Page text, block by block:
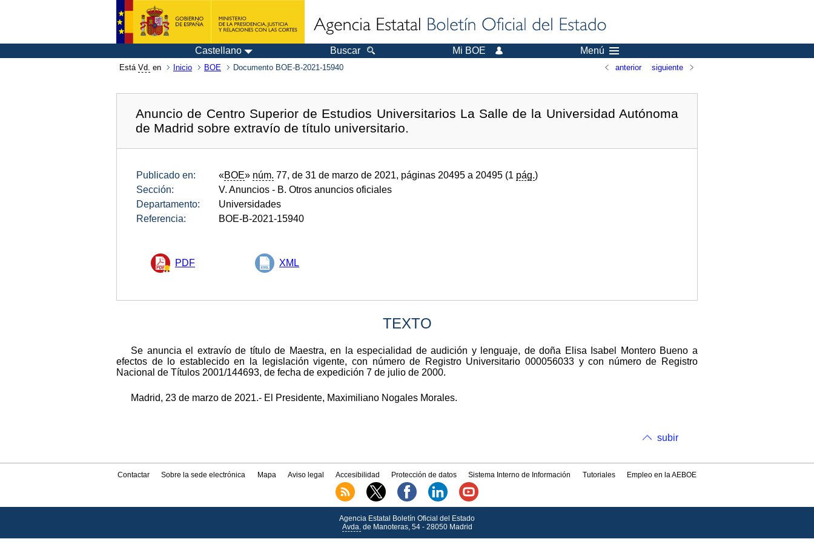
Castellano Buscar Mi BOE Menú
Está Vd. en Inicio BOE Documento BOE-B-2021-15940 anterior siguiente
Anuncio de Centro Superior de Estudios Universitarios La Salle de la Universidad Autónoma
de Madrid sobre extravío de título universitario.
Publicado en: «BOE» núm. 77, de 31 de marzo de 2021, páginas 20495 a 20495 (1 pág.)
Sección:
V. Anuncios - B. Otros anuncios oficiales
Departamento:
Universidades
Referencia:
BOE-B-2021-15940
PDF XML
TEXTO
Se anuncia el extravío de título de Maestra, en la especialidad de audición y lenguaje, de doña Elisa Isabel Montero Bueno a
efectos de lo establecido en la legislación vigente, con número de Registro Universitario 000056033 y con número de Registro
Nacional de Títulos 2001/144693, de fecha de expedición 7 de julio de 2000.
Madrid, 23 de marzo de 2021.- El Presidente, Maximiliano Nogales Morales.
subir
Contactar Sobre la sede electrónica Mapa Aviso legal Accesibilidad Protección de datos Sistema Interno de Información Tutoriales Empleo en la AEBOE
Agencia Estatal Boletín Oficial del Estado
Avda.de Manoteras, 54 - 28050 Madrid